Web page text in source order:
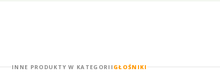
INNE PRODUKTY W KATEGORII GŁOŚNIKI